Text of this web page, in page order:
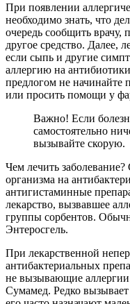
При появлении
необходимо знать, что
очередь сообщить врачу,
другое средство. Далее,
если сыпь и другие
аллергию на
предлогом не начинайте
или просить помощи у
Важно! Если
самостоятельно
вызывайте скорую.
Чем лечить
организма на
антигистаминные
лекарство, вызвавшее
группы сорбентов.
Энтеросгель.
При лекарственной
антибактериальных
не вызывающие
Сумамед. Редко